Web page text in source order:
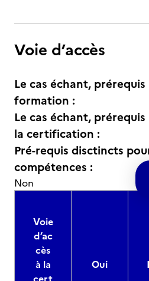
Voie d’accès
Le cas échant, prérequis
formation :
Le cas échant,
la certification :
Pré-requis disctincts
compétences :
Non
Voie
d’ac
cès
à la
Oui